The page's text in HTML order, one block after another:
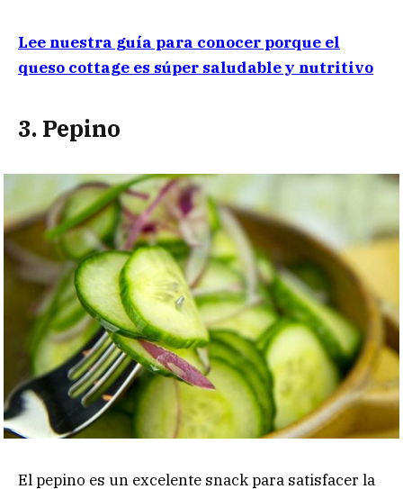
Lee nuestra guía para conocer porque el
queso cottage es súper saludable y nutritivo
3. Pepino
El pepino es un excelente snack para satisfacer la